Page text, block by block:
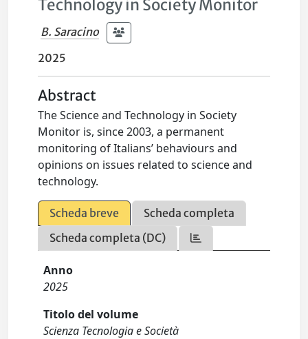
Technology in Society Monitor
B. Saracino
2025
Abstract
The Science and Technology in Society
Monitor is, since 2003, a permanent
monitoring of Italians’ behaviours and
opinions on issues related to science and
technology.
Scheda breve
Scheda completa
Scheda completa (DC)
Anno
2025
Titolo del volume
Scienza Tecnologia e Società